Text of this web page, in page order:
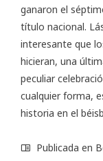
ganaron el
título nacional.
interesante que
hicieran, una
peculiar
cualquier forma,
historia en el
Publicada en